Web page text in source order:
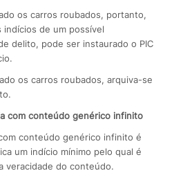
os carros roubados, portanto,
indícios de um possível
delito, pode ser instaurado o PIC
os carros roubados, arquiva-se
com conteúdo genérico infinito
conteúdo genérico infinito é
um indício mínimo pelo qual é
veracidade do conteúdo.